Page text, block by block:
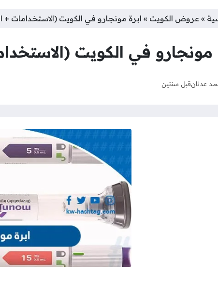
» عروض الكويت » ابرة مونجارو في الكويت (الاستخدامات +
مونجارو في الكويت
عدنانقبل سنتين